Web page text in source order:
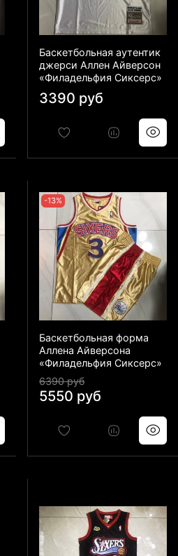
Баскетбольная аутентик
джерси Аллен Айверсон
«Филадельфия Сиксерс»
3390 руб
-13%
Баскетбольная форма
Аллена Айверсона
«Филадельфия Сиксерс»
6390 руб
5550 руб